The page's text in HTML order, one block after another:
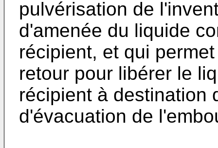
pulvérisation de
d'amenée du liquide
récipient, et qui
retour pour libérer le
récipient à destination
d'évacuation de